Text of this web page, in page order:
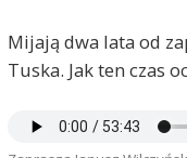
Mijają dwa lata od
Tuska. Jak ten czas